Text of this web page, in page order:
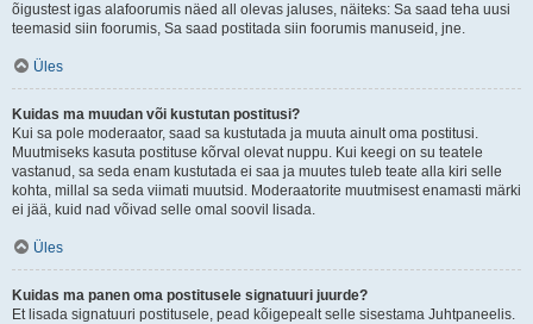
õigustest igas alafoorumis näed all olevas jaluses, näiteks: Sa saad teha uusi
teemasid siin foorumis, Sa saad postitada siin foorumis manuseid, jne.
Üles
Kuidas ma muudan või kustutan postitusi?
Kui sa pole moderaator, saad sa kustutada ja muuta ainult oma postitusi.
Muutmiseks kasuta postituse kõrval olevat nuppu. Kui keegi on su teatele
vastanud, sa seda enam kustutada ei saa ja muutes tuleb teate alla kiri selle
kohta, millal sa seda viimati muutsid. Moderaatorite muutmisest enamasti märki
ei jää, kuid nad võivad selle omal soovil lisada.
Üles
Kuidas ma panen oma postitusele signatuuri juurde?
Et lisada signatuuri postitusele, pead kõigepealt selle sisestama Juhtpaneelis.